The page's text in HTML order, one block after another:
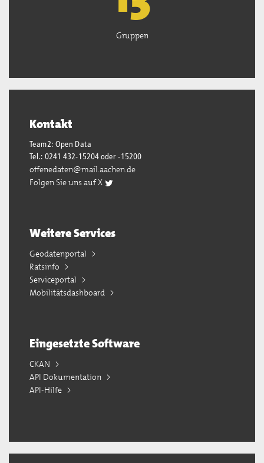
Gruppen
Kontakt
Team2: Open Data
Tel.: 0241 432-15204 oder -15200
offenedaten@mail.aachen.de
Folgen Sie uns auf X
Weitere Services
Geodatenportal
Ratsinfo
Serviceportal
Mobilitätsdashboard
Eingesetzte Software
CKAN
API Dokumentation
API-Hilfe